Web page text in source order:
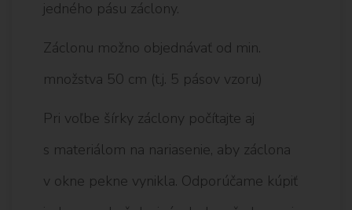
jedného pásu záclony.
Záclonu možno objednávať od min.
množstva 50 cm (t.j. 5 pásov vzoru)
Pri voľbe šírky záclony počítajte aj
s materiálom na nariasenie, aby záclona
v okne pekne vynikla. Odporúčame kúpiť